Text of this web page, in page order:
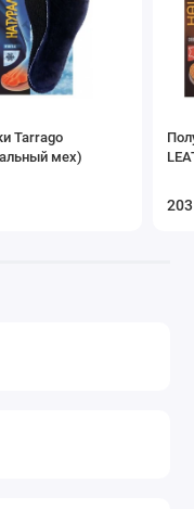
Tarrago
мех)